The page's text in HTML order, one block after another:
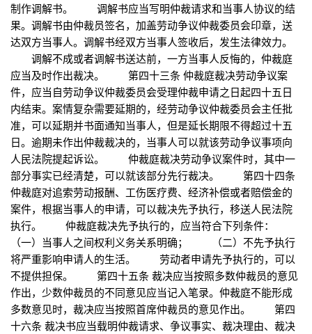
制作调解书。 调解书应当写明仲裁请求和当事人协议的结
果。调解书由仲裁员签名，加盖劳动争议仲裁委员会印章，送
达双方当事人。调解书经双方当事人签收后，发生法律效力。
调解不成或者调解书送达前，一方当事人反悔的，仲裁庭
应当及时作出裁决。 第四十三条 仲裁庭裁决劳动争议案
件，应当自劳动争议仲裁委员会受理仲裁申请之日起四十五日
内结束。案情复杂需要延期的，经劳动争议仲裁委员会主任批
准，可以延期并书面通知当事人，但是延长期限不得超过十五
日。逾期未作出仲裁裁决的，当事人可以就该劳动争议事项向
人民法院提起诉讼。 仲裁庭裁决劳动争议案件时，其中一
部分事实已经清楚，可以就该部分先行裁决。 第四十四条
仲裁庭对追索劳动报酬、工伤医疗费、经济补偿或者赔偿金的
案件，根据当事人的申请，可以裁决先予执行，移送人民法院
执行。 仲裁庭裁决先予执行的，应当符合下列条件：
（一）当事人之间权利义务关系明确； （二）不先予执行
将严重影响申请人的生活。 劳动者申请先予执行的，可以
不提供担保。 第四十五条 裁决应当按照多数仲裁员的意见
作出，少数仲裁员的不同意见应当记入笔录。仲裁庭不能形成
多数意见时，裁决应当按照首席仲裁员的意见作出。 第四
十六条 裁决书应当载明仲裁请求、争议事实、裁决理由、裁决